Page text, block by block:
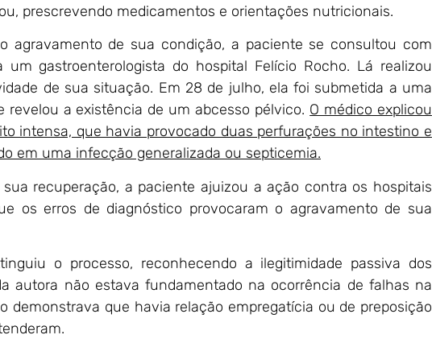
prescrevendo medicamentos e orientações nutricionais.
agravamento de sua condição, a paciente se consultou com
gastroenterologista do hospital Felício Rocho. Lá realizou
de sua situação. Em 28 de julho, ela foi submetida a uma
revelou a existência de um abcesso pélvico. O médico explicou
intensa, que havia provocado duas perfurações no intestino e
em uma infecção generalizada ou septicemia.
recuperação, a paciente ajuizou a ação contra os hospitais
os erros de diagnóstico provocaram o agravamento de sua
o processo, reconhecendo a ilegitimidade passiva dos
autora não estava fundamentado na ocorrência de falhas na
demonstrava que havia relação empregatícia ou de preposição